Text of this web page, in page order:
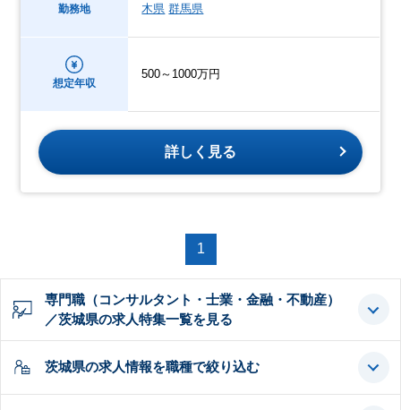
勤務地
木県 群馬県
想定年収
500～1000万円
詳しく見る
1
専門職（コンサルタント・士業・金融・不動産）
／茨城県の求人特集一覧を見る
茨城県の求人情報を職種で絞り込む